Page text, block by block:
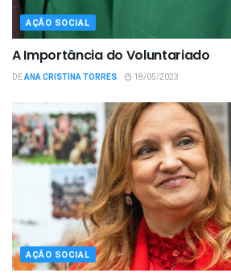
AÇÃO SOCIAL
A Importância do Voluntariado
DEANA CRISTINA TORRES 18/05/2023
AÇÃO SOCIAL